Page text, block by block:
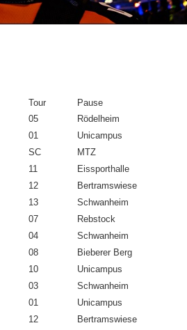
Tour Pause
05
Rödelheim
01
Unicampus
SC
MTZ
11
Eissporthalle
12
Bertramswiese
13
Schwanheim
07
Rebstock
04
Schwanheim
08
Bieberer Berg
10
Unicampus
03
Schwanheim
01
Unicampus
12
Bertramswiese